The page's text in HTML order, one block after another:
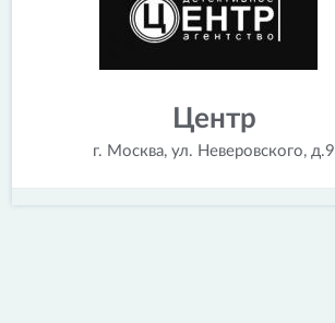
Центр
г. Москва, ул. Неверовского, д.9